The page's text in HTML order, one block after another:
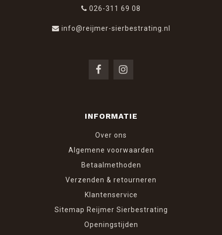
026-311 69 08
info@reijmer-sierbestrating.nl
INFORMATIE
Over ons
Algemene voorwaarden
Betaalmethoden
Verzenden & retourneren
Klantenservice
Sitemap Reijmer Sierbestrating
Openingstijden